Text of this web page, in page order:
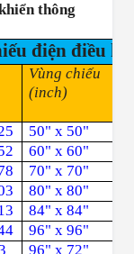
thông
điện điều
Vùng chiếu
(inch)
50" x 50"
60" x 60"
70" x 70"
80" x 80"
84" x 84"
96" x 96"
96" x 72"